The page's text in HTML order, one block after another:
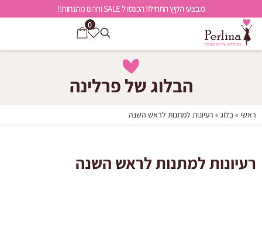
מבצעי הקיץ התחילו! הכנסו ל SALE ותהנו מהנחות!!
0
הבלוג של פרלינה
ראשי »בלוג » רעיונות למתנות לראש השנה
רעיונות למתנות לראש השנה